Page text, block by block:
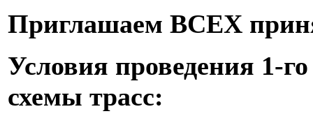
Приглашаем ВСЕХ
Условия проведения 1-
схемы трасс: